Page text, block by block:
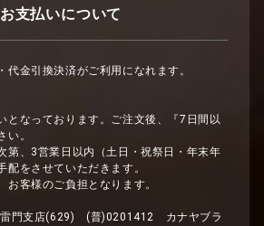
お支払いについて
代金引換決済がご利用になれます。
となっております。ご注文後、『7日間以
い。
第、3営業日以内（土日・祝祭日・年末年
配をさせていただきます。
お客様のご負担となります。
雷門支店(629) (普)0201412 カナヤブラ